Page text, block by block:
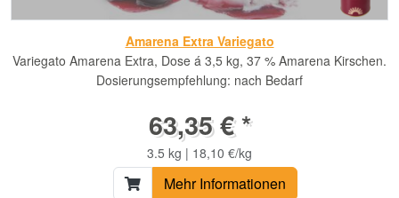
Amarena Extra Variegato
Variegato Amarena Extra, Dose á 3,5 kg, 37 % Amarena Kirschen.
Dosierungsempfehlung: nach Bedarf
63,35 € *
3.5 kg | 18,10 €/kg
Mehr Informationen